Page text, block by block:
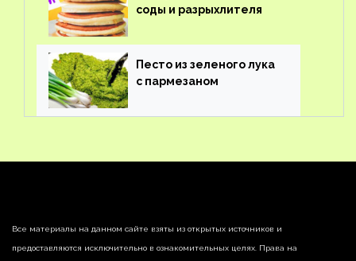
соды и разрыхлителя
Песто из зеленого лука
с пармезаном
Все материалы на данном сайте взяты из открытых источников и
предоставляются исключительно в ознакомительных целях. Права на